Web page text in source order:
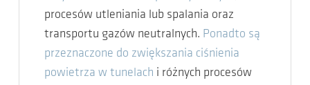
procesów utleniania lub spalania oraz
transportu gazów neutralnych. Ponadto są
przeznaczone do zwiększania ciśnienia
powietrza w tunelach i różnych procesów